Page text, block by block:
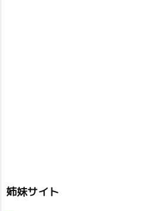
姉妹サイト